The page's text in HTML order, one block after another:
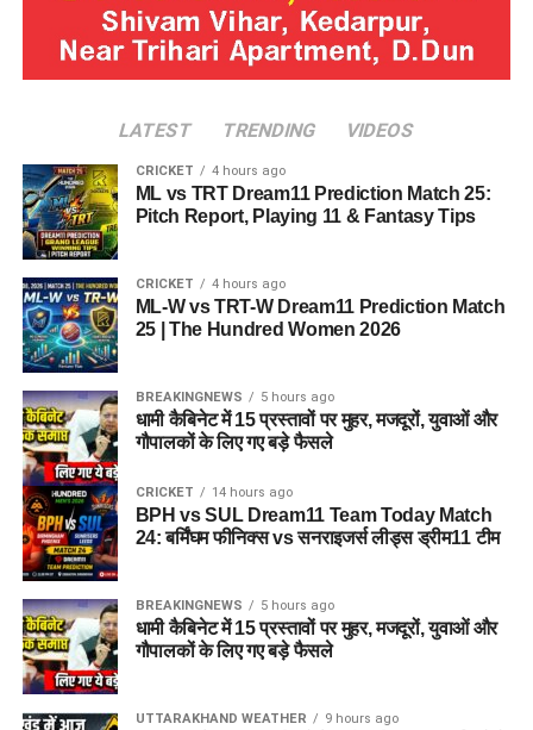
LATEST TRENDING VIDEOS
CRICKET 4 hours ago
ML vs TRT Dream11 Prediction Match 25:
Pitch Report, Playing 11 & Fantasy Tips
CRICKET 4 hours ago
ML-W vs TRT-W Dream11 Prediction Match
25 | The Hundred Women 2026
BREAKINGNEWS 5 hours ago
धामी कैबिनेट में 15 प्रस्तावों पर मुहर, मजदूरों, युवाओं और
गौपालकों के लिए गए बड़े फैसले
CRICKET 14 hours ago
BPH vs SUL Dream11 Team Today Match
24: बर्मिंघम फीनिक्स vs सनराइजर्स लीड्स ड्रीम11 टीम
BREAKINGNEWS 5 hours ago
धामी कैबिनेट में 15 प्रस्तावों पर मुहर, मजदूरों, युवाओं और
गौपालकों के लिए गए बड़े फैसले
UTTARAKHAND WEATHER 9 hours ago